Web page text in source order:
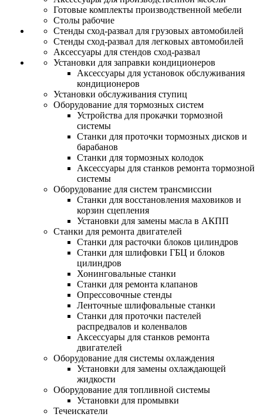
Готовые комплекты производственной мебели
Столы рабочие
Стенды сход-развал для грузовых автомобилей
Стенды сход-развал для легковых автомобилей
Аксессуары для стендов сход-развал
Установки для заправки кондиционеров
Аксессуары для установок обслуживания
кондиционеров
Установки обслуживания ступиц
Оборудование для тормозных систем
Устройства для прокачки тормозной
системы
Станки для проточки тормозных дисков и
барабанов
Станки для тормозных колодок
Аксессуары для станков ремонта тормозной
системы
Оборудование для систем трансмиссии
Станки для восстановления маховиков и
корзин сцепления
Установки для замены масла в АКПП
Станки для ремонта двигателей
Станки для расточки блоков цилиндров
Станки для шлифовки ГБЦ и блоков
цилиндров
Хонинговальные станки
Станки для ремонта клапанов
Опрессовочные стенды
Ленточные шлифовальные станки
Станки для проточки пастелей
распредвалов и коленвалов
Аксессуары для станков ремонта
двигателей
Оборудование для системы охлаждения
Установки для замены охлаждающей
жидкости
Оборудование для топливной системы
Установки для промывки
Течеискатели